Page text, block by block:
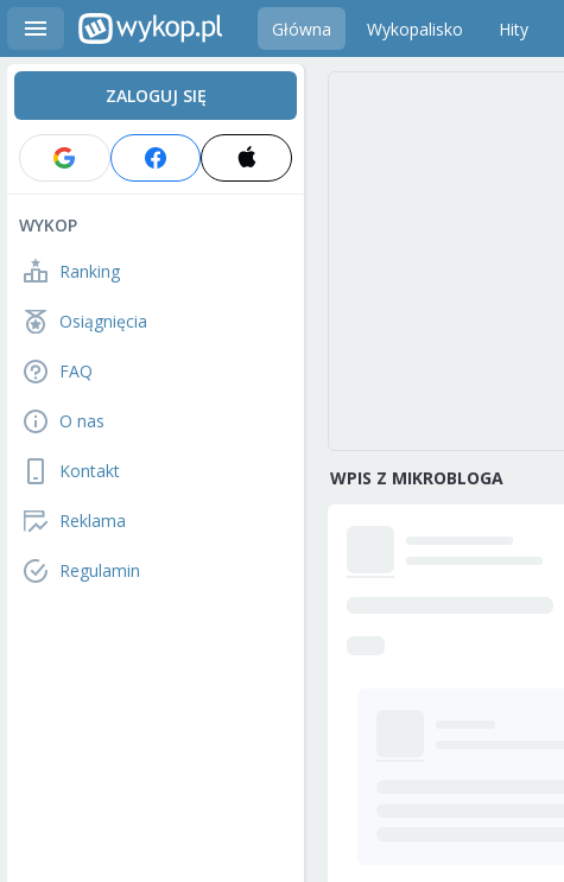
Główna Wykopalisko Hity
ZALOGUJ SIĘ
WYKOP
Ranking
Osiągnięcia
FAQ
O nas
Kontakt
Reklama
Regulamin
WPIS Z MIKROBLOGA